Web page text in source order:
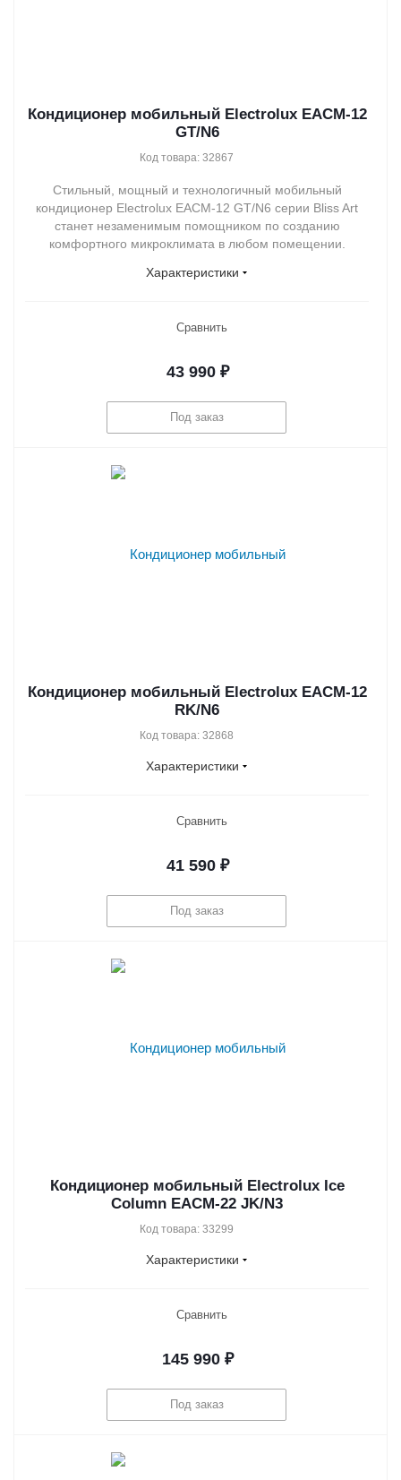
Кондиционер мобильный Electrolux EACM-12
GT/N6
Код товара: 32867
Стильный, мощный и технологичный мобильный
кондиционер Electrolux EACM-12 GT/N6 серии Bliss Art
станет незаменимым помощником по созданию
комфортного микроклимата в любом помещении.
Характеристики
Сравнить
43 990₽
Под заказ
Кондиционер мобильный Electrolux EACM-12
RK/N6
Код товара: 32868
Характеристики
Сравнить
41 590₽
Под заказ
Кондиционер мобильный Electrolux Ice
Column EACM-22 JK/N3
Код товара: 33299
Характеристики
Сравнить
145 990₽
Под заказ